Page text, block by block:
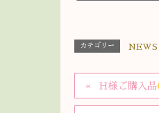
カテゴリー NEWS
H様ご購入品